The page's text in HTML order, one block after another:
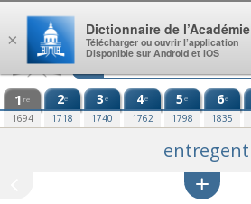
Aller au contenu
1 re
1694
2e
1718
3e
1740
4e
1762
5e
1798
6e
1835
entregent
×
Dictionnaire de l’Académie
Télécharger ou ouvrir l’application
Disponible sur Android et iOS